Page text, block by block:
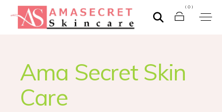
(0)
Ama Secret Skin
Care